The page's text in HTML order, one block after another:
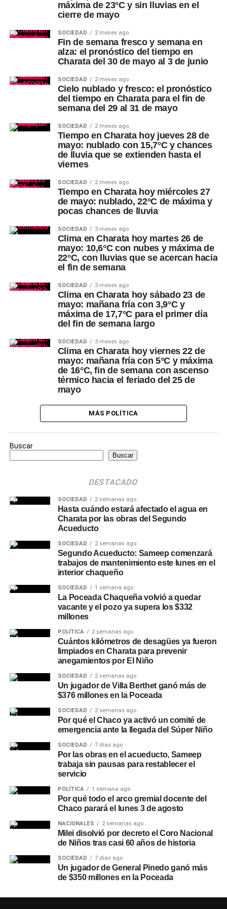
máxima de 23°C y sin lluvias en el
cierre de mayo
SOCIEDAD 2 meses ago
Fin de semana fresco y semana en
alza: el pronóstico del tiempo en
Charata del 30 de mayo al 3 de junio
SOCIEDAD 2 meses ago
Cielo nublado y fresco: el pronóstico
del tiempo en Charata para el fin de
semana del 29 al 31 de mayo
SOCIEDAD 2 meses ago
Tiempo en Charata hoy jueves 28 de
mayo: nublado con 15,7°C y chances
de lluvia que se extienden hasta el
viernes
SOCIEDAD 2 meses ago
Tiempo en Charata hoy miércoles 27
de mayo: nublado, 22°C de máxima y
pocas chances de lluvia
SOCIEDAD 3 meses ago
Clima en Charata hoy martes 26 de
mayo: 10,6°C con nubes y máxima de
22°C, con lluvias que se acercan hacia
el fin de semana
SOCIEDAD 3 meses ago
Clima en Charata hoy sábado 23 de
mayo: mañana fría con 3,9°C y
máxima de 17,7°C para el primer día
del fin de semana largo
SOCIEDAD 3 meses ago
Clima en Charata hoy viernes 22 de
mayo: mañana fría con 5°C y máxima
de 16°C, fin de semana con ascenso
térmico hacia el feriado del 25 de
mayo
MÁS POLÍTICA
Buscar
Buscar
DESTACADO
SOCIEDAD 2 semanas ago
Hasta cuándo estará afectado el agua en
Charata por las obras del Segundo
Acueducto
SOCIEDAD 2 semanas ago
Segundo Acueducto: Sameep comenzará
trabajos de mantenimiento este lunes en el
interior chaqueño
SOCIEDAD 1 semana ago
La Poceada Chaqueña volvió a quedar
vacante y el pozo ya supera los $332
millones
POLÍTICA 2 semanas ago
Cuántos kilómetros de desagües ya fueron
limpiados en Charata para prevenir
anegamientos por El Niño
SOCIEDAD 2 semanas ago
Un jugador de Villa Berthet ganó más de
$376 millones en la Poceada
SOCIEDAD 2 semanas ago
Por qué el Chaco ya activó un comité de
emergencia ante la llegada del Súper Niño
SOCIEDAD 7 días ago
Por las obras en el acueducto, Sameep
trabaja sin pausas para restablecer el
servicio
POLÍTICA 1 semana ago
Por qué todo el arco gremial docente del
Chaco parará el lunes 3 de agosto
NACIONALES 2 semanas ago
Milei disolvió por decreto el Coro Nacional
de Niños tras casi 60 años de historia
SOCIEDAD 7 días ago
Un jugador de General Pinedo ganó más
de $350 millones en la Poceada